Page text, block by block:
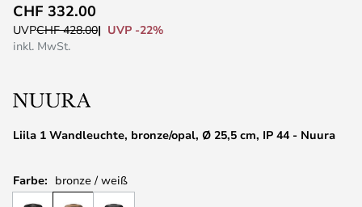
Anfang
der
Liila 1 Wandleuchte, bronze/opal, Ø 25,5 cm, IP 44 - Nuura
CHF 332.00
UVPCHF 428.00
UVP -22%
inkl. MwSt.
Farbe: bronze / weiß